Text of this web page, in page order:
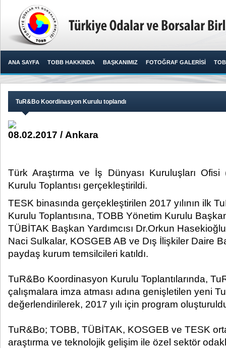
ANA SAYFA TOBB HAKKINDA BAŞKANIMIZ FOTOĞRAF GALERİSİ
TuR&Bo Koordinasyon Kurulu toplandı
08.02.2017 / Ankara
Türk Araştırma ve İş Dünyası Kuruluşları Ofisi
Kurulu Toplantısı gerçekleştirildi.​
TESK binasında gerçekleştirilen 2017 yılının ilk
Kurulu Toplantısına, TOBB Yönetim Kurulu
TÜBİTAK Başkan Yardımcısı Dr.Orkun
Naci Sulkalar, KOSGEB AB ve Dış İlişkiler Daire
paydaş kurum temsilcileri katıldı.
TuR&Bo Koordinasyon Kurulu Toplantılarında,
çalışmalara imza atması adına genişletilen yeni
değerlendirilerek, 2017 yılı için program
TuR&Bo; TOBB, TÜBİTAK, KOSGEB ve TESK
araştırma ve teknolojik gelişim ile özel sektör